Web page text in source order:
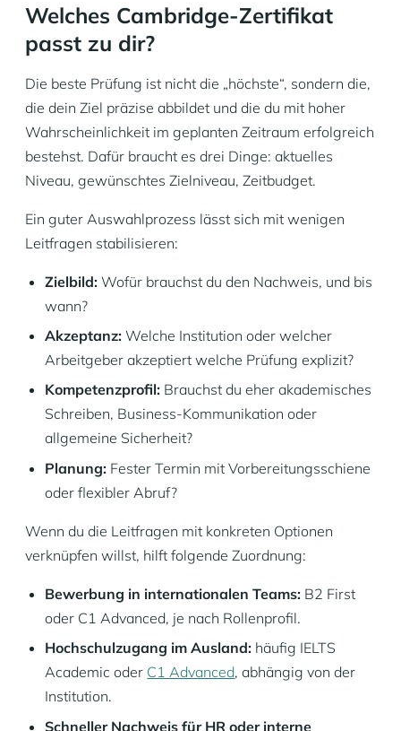
Welches Cambridge-Zertifikat
passt zu dir?
Die beste Prüfung ist nicht die „höchste“, sondern die,
die dein Ziel präzise abbildet und die du mit hoher
Wahrscheinlichkeit im geplanten Zeitraum erfolgreich
bestehst. Dafür braucht es drei Dinge: aktuelles
Niveau, gewünschtes Zielniveau, Zeitbudget.
Ein guter Auswahlprozess lässt sich mit wenigen
Leitfragen stabilisieren:
Zielbild: Wofür brauchst du den Nachweis, und bis
wann?
Akzeptanz: Welche Institution oder welcher
Arbeitgeber akzeptiert welche Prüfung explizit?
Kompetenzprofil: Brauchst du eher akademisches
Schreiben, Business-Kommunikation oder
allgemeine Sicherheit?
Planung: Fester Termin mit Vorbereitungsschiene
oder flexibler Abruf?
Wenn du die Leitfragen mit konkreten Optionen
verknüpfen willst, hilft folgende Zuordnung:
Bewerbung in internationalen Teams: B2 First
oder C1 Advanced, je nach Rollenprofil.
Hochschulzugang im Ausland: häufig IELTS
Academic oder C1 Advanced, abhängig von der
Institution.
Schneller Nachweis für HR oder interne